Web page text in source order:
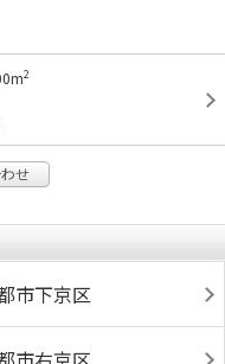
2
せ
市下京区